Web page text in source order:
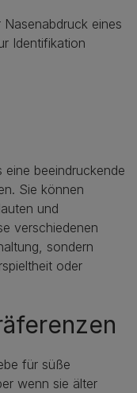
eines
Identifikation
beeindruckende
Sie können
und
verschiedenen
sondern
oder
für süße
wenn sie älter